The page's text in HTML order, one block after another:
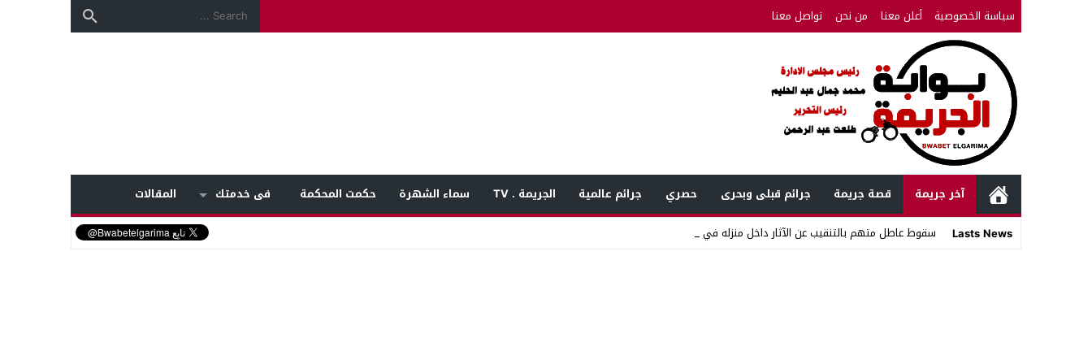
سياسة الخصوصية أعلن معنا من نحن تواصل معنا
آخر جريمة قصة جريمة جرائم قبلى وبحرى حصري جرائم عالمية الجريمة . TV سماء الشهرة حكمت المحكمة فى خدمتك
المقالات
Lasts News
سقوط عاطل متهم بالتنقيب عن الآثار داخل منزله في المنوفية بعد_